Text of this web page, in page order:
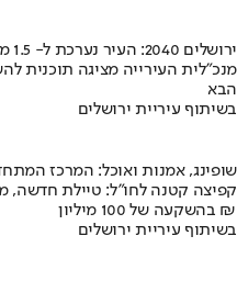
ירושלים 2040: העיר נערכת ל- 1.5 מליון תושבים
מנכ"לית העירייה מציגה תוכנית
הבא
בשיתוף עיריית ירושלים
שופינג, אמנות ואוכל: המרכז
קפיצה קטנה לחו"ל: טיילת חדשה,
בהשקעה של 100 מיליון ₪
בשיתוף עיריית ירושלים